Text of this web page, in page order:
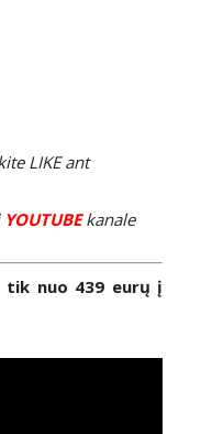
LIKE ant
YOUTUBEkanale
tik nuo 439 eurų į